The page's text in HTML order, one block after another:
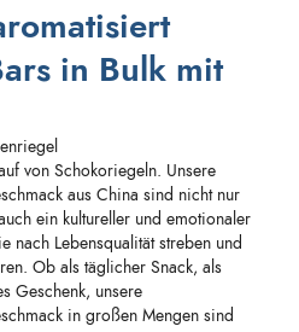
in Bulk mit
von Schokoriegeln. Unsere
aus China sind nicht nur
ein kultureller und emotionaler
nach Lebensqualität streben und
Ob als täglicher Snack, als
Geschenk, unsere
in großen Mengen sind